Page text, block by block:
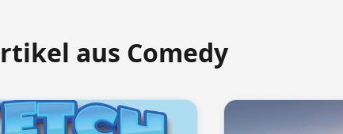
aus Comedy